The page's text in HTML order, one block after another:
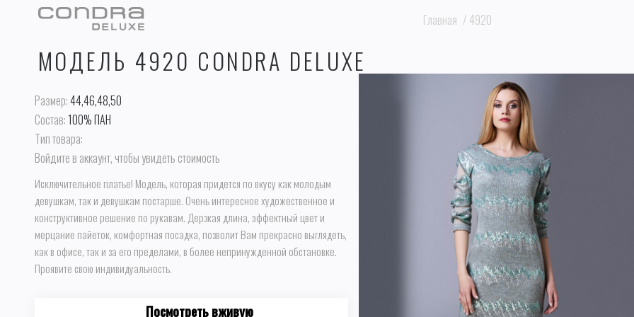
Главная / 4920
МОДЕЛЬ 4920 CONDRA DELUXE
Размер:44,46,48,50
Состав: 100% ПАН
Тип товара:
Войдите в аккаунт, чтобы увидеть стоимость
Исключительное платье! Модель, которая придется по вкусу как молодым
девушкам, так и девушкам постарше. Очень интересное художественное и
конструктивное решение по рукавам. Дерзкая длина, эффектный цвет и
мерцание пайеток, комфортная посадка, позволит Вам прекрасно выглядеть,
как в офисе, так и за его пределами, в более непринужденной обстановке.
Проявите свою индивидуальность.
Посмотреть вживую